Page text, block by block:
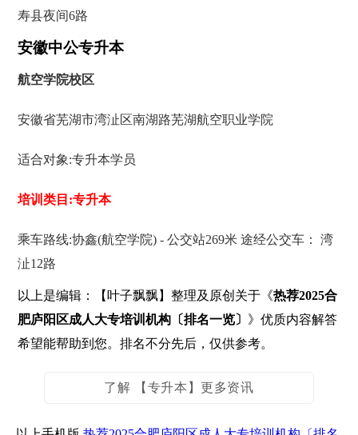
寿县夜间6路
安徽中公专升本
航空学院校区
安徽省芜湖市湾沚区南湖路芜湖航空职业学院
适合对象:专升本学员
培训类目:专升本
乘车路线:协鑫(航空学院) - 公交站269米 途经公交车： 湾
沚12路
以上是编辑：【叶子飘飘】整理及原创关于《热荐2025合
肥庐阳区成人大专培训机构〔排名一览〕 》优质内容解答
希望能帮助到您。排名不分先后，仅供参考。
了解 【专升本】更多资讯